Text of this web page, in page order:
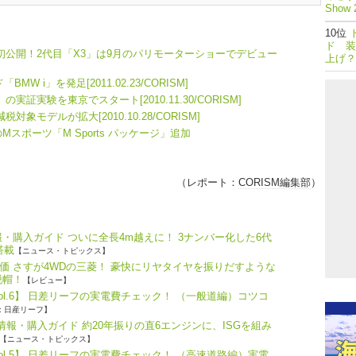
開！2代目「X3」は9月のパリモーターショーでデビュー
BMW i」を発足[2011.02.23/CORISM]
実証実験を東京でスタート[2010.11.30/CORISM]
対象モデルが拡大[2010.10.28/CORISM]
スポーツ「M Sports パッケージ」追加
（レポート： CORISM編集部）
購入ガイド ついに全長4m越えに！ 3ナンバー化した6代
載 【ニュース・トピックス】
さすが4WDの三菱！ 豪快にリヤタイヤを振りだすような
！
【レビュー】
】 日差リーフの実電費チェック！ （一般道編）コツコ
産リーフ】
報・購入ガイド 約20年振りの直6エンジンに、ISGを組み
【ニュース・トピックス】
Show
ド 装
上げ？